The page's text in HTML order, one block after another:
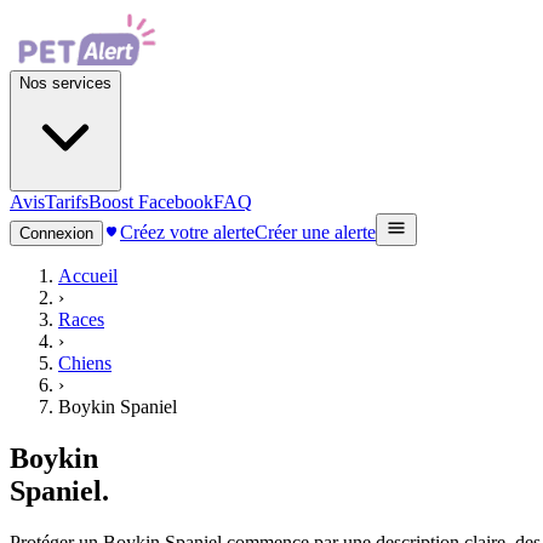
Nos services
AvisTarifsBoost FacebookFAQ
Connexion Créez votre alerteCréer une alerte
Accueil
›
Races
›
Chiens
›
Boykin Spaniel
Boykin
Spaniel.